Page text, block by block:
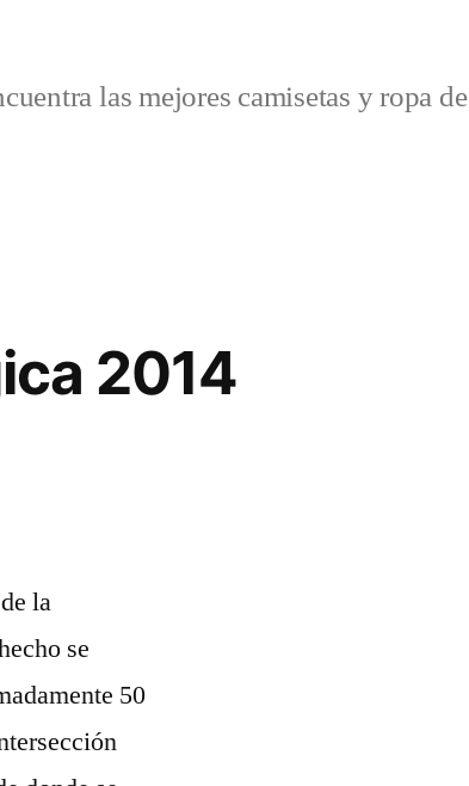
las mejores camisetas y ropa de
2014
la
se
50